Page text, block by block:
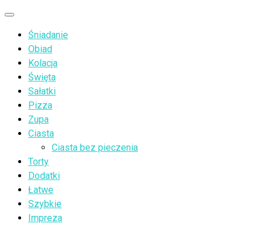
Przejdź
treści
Menu
Śniadanie
Obiad
Kolacja
Święta
Sałatki
Pizza
Zupa
Ciasta
Ciasta bez pieczenia
Torty
Dodatki
Łatwe
Szybkie
Impreza